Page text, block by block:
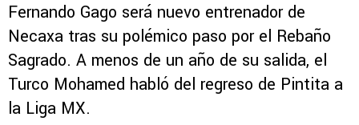
Fernando Gago será nuevo entrenador de
Necaxa tras su polémico paso por el Rebaño
Sagrado. A menos de un año de su salida, el
Turco Mohamed habló del regreso de Pintita a
la Liga MX.